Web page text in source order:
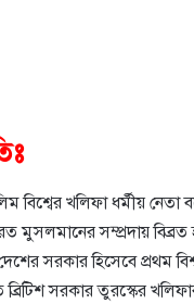
খলিফা ধর্মীয় নেতা
মুসলমানের সম্প্রদায়
সরকার হিসেবে প্রথম
ব্রিটিশ সরকার তুরস্কের